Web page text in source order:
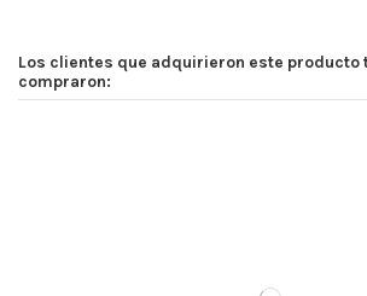
Los clientes que adquirieron este producto
compraron: